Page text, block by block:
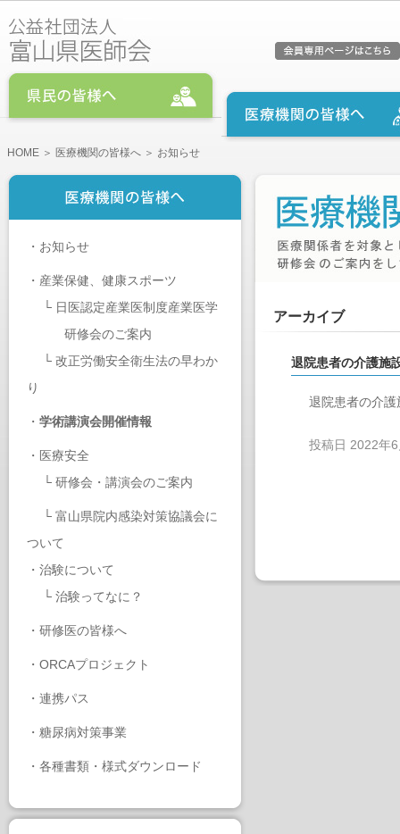
HOME ＞ 医療機関の皆様へ ＞ お知らせ
・ お知らせ
・ 産業保健、健康スポーツ
└ 日医認定産業医制度産業医学
研修会のご案内
└ 改正労働安全衛生法の早わか
り
・ 学術講演会開催情報
・ 医療安全
└ 研修会・講演会のご案内
└ 富山県院内感染対策協議会に
ついて
・ 治験について
└ 治験ってなに？
・ 研修医の皆様へ
・ ORCAプロジェクト
・ 連携パス
・ 糖尿病対策事業
・ 各種書類・様式ダウンロード
アーカイブ
退院患者の介護施
退院患者の介
投稿日 2022年